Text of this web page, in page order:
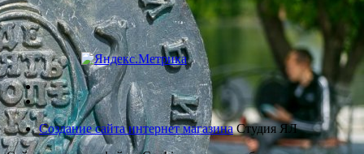
Создание сайта интернет магазинаСтудия ЯЛ